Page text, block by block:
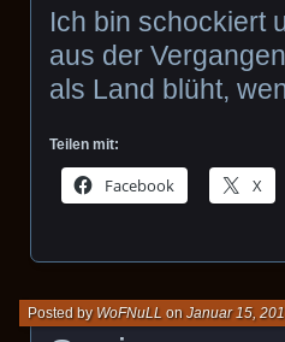
Ich bin schockiert
aus der
als Land blüht,
Teilen mit:
Facebook X
Posted by WoFNuLL onJanuar 15,